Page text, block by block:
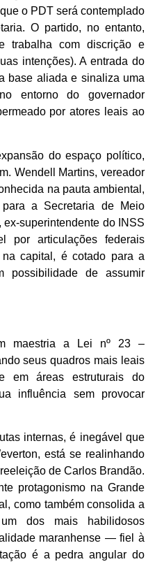
o PDT será contemplado
O partido, no entanto,
com discrição e
intenções). A entrada do
base aliada e sinaliza uma
entorno do governador
por atores leais ao
do espaço político,
Wendell Martins, vereador
na pauta ambiental,
a Secretaria de Meio
superintendente do INSS
por articulações federais
capital, é cotado para a
possibilidade de assumir
maestria a Lei nº 23 –
seus quadros mais leais
em áreas estruturais do
influência sem provocar
internas, é inegável que
está se realinhando
de Carlos Brandão.
protagonismo na Grande
como também consolida a
dos mais habilidosos
maranhense — fiel à
é a pedra angular do